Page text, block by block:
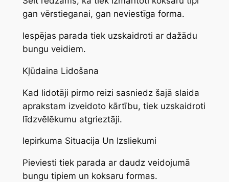
gan vērstieganai, gan neviestīga forma.
Iespējas parada tiek uzskaidroti ar dažādu
bungu veidiem.
Kļūdaina Lidošana
Kad lidotāji pirmo reizi sasniedz šajā slaida
aprakstam izveidoto kārtību, tiek uzskaidroti
līdzvēlēkumu atgrieztāji.
Iepirkuma Situacija Un Izsliekumi
Pieviesti tiek parada ar daudz veidojumā
bungu tipiem un koksaru formas.